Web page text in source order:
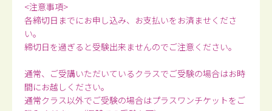
<注意事項>
各締切日までにお申し込み、お支払いをお済ませくださ
い。
締切日を過ぎると受験出来ませんのでご注意ください。
通常、ご受講いただいているクラスでご受験の場合はお時
間にお越しください。
通常クラス以外でご受験の場合はプラスワンチケットをご